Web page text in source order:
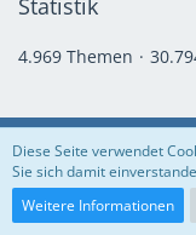
Statistik
4.969 Themen
Regeln
Diese Seite verwendet
Sie sich damit
Weitere Informationen